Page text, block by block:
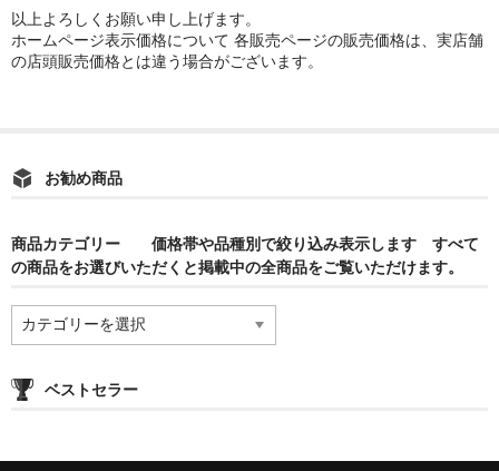
以上よろしくお願い申し上げます。
ホームページ表示価格について 各販売ページの販売価格は、実店舗
の店頭販売価格とは違う場合がございます。
お勧め商品
商品カテゴリー 価格帯や品種別で絞り込み表示します すべて
の商品をお選びいただくと掲載中の全商品をご覧いただけます。
テ
ベストセラー